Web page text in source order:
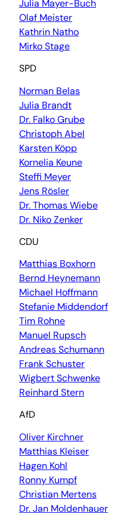
Julia Mayer-Buch
Olaf Meister
Kathrin Natho
Mirko Stage
SPD
Norman Belas
Julia Brandt
Dr. Falko Grube
Christoph Abel
Karsten Köpp
Kornelia Keune
Steffi Meyer
Jens Rösler
Dr. Thomas Wiebe
Dr. Niko Zenker
CDU
Matthias Boxhorn
Bernd Heynemann
Michael Hoffmann
Stefanie Middendorf
Tim Rohne
Manuel Rupsch
Andreas Schumann
Frank Schuster
Wigbert Schwenke
Reinhard Stern
AfD
Oliver Kirchner
Matthias Kleiser
Hagen Kohl
Ronny Kumpf
Christian Mertens
Dr. Jan Moldenhauer